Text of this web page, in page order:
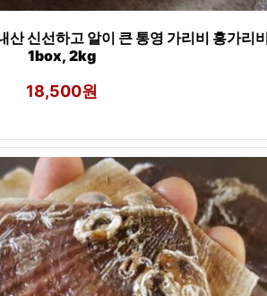
신선하고 알이 큰 통영 가리비 홍가리
1box, 2kg
18,500원